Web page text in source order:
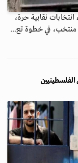
نقابية حرة،
منتخب، في خطوة تع...